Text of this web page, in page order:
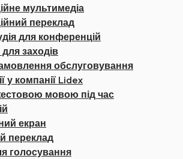
мультимедіа
переклад
для конференцій
заходів
обслуговування
у компанії Lidex
мовою під час
екран
переклад
голосування